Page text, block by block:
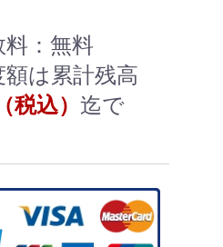
：無料
は累計残高
込） 迄で